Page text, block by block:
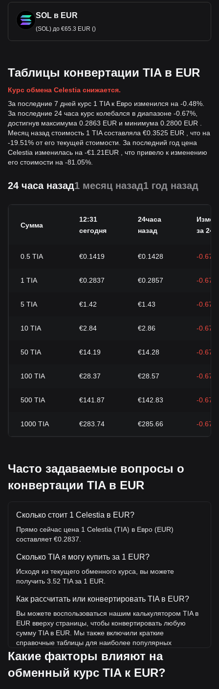
SOL в EUR
(SOL) до €65.3 EUR ()
Таблицы конвертации TIA в EUR
Курс обмена Celestia снижается.
За последние 7 дней курс 1 TIA к Евро изменился на -0.48%.
За последние 24 часа курс колебался в диапазоне -0.67%,
достигнув максимума 0.2863 EUR и минимума 0.2800 EUR .
Месяц назад стоимость 1 TIA составляла €0.3525 EUR , что на
-19.51% от его текущей стоимости. За последний год цена
Celestia изменилась на -€1.21 EUR , что привело к изменению
его стоимости на -81.05%.
24 часа назад1 месяц назад1 год назад
Сумма
12:31
сегодня
24часа
назад
за 24
0.5 TIA €0.1419 €0.1428 -0.67%
1 TIA €0.2837 €0.2857 -0.67%
5 TIA €1.42 €1.43 -0.67%
10 TIA €2.84 €2.86 -0.67%
50 TIA €14.19 €14.28 -0.67%
100 TIA €28.37 €28.57 -0.67%
500 TIA €141.87 €142.83 -0.67%
1000 TIA €283.74 €285.66 -0.67%
Часто задаваемые вопросы о
конвертации TIA в EUR
Сколько стоит 1 Celestia в EUR?
Прямо сейчас цена 1 Celestia (TIA) в Евро (EUR)
составляет €0.2837.
Сколько TIA я могу купить за 1 EUR?
Исходя из текущего обменного курса, вы можете
получить 3.52 TIA за 1 EUR.
Как рассчитать или конвертировать TIA в EUR?
Вы можете воспользоваться нашим калькулятором TIA в
EUR вверху страницы, чтобы конвертировать любую
сумму TIA в EUR. Мы также включили краткие
справочные таблицы для наиболее популярных
конвертаций. Например, 5 EUR эквивалентны 17.62 TIA,
а 5 TIA будут стоить около 1.42EUR.
Какова самая высокая цена TIA/EUR в истории?
Какие факторы влияют на
обменный курс TIA к EUR?